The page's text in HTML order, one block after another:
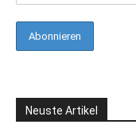
Neuste Artikel